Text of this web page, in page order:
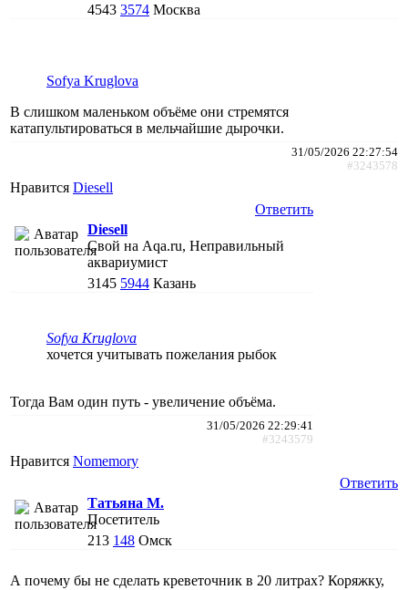
4543 3574 Москва
Sofya Kruglova
В слишком маленьком объёме они стремятся
катапультироваться в мельчайшие дырочки.
31/05/2026 22:27:54
#3243578
Нравится Diesell
Ответить
Diesell
Свой на Aqa.ru, Неправильный
аквариумист
3145 5944 Казань
Sofya Kruglova
хочется учитывать пожелания рыбок
Тогда Вам один путь - увеличение объёма.
31/05/2026 22:29:41
#3243579
Нравится Nomemory
Ответить
Татьяна М.
Посетитель
213 148 Омск
А почему бы не сделать креветочник в 20 литрах? Коряжку,